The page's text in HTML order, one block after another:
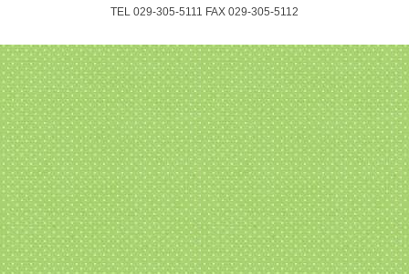
TEL 029-305-5111 FAX 029-305-5112